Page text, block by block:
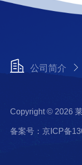
公司简介
Copyright © 2026
备案号：京ICP备